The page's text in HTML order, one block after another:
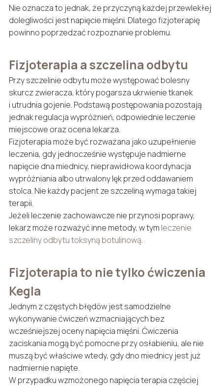
Nie oznacza to jednak, że przyczyną każdej przewlekłej
dolegliwości jest napięcie mięśni. Dlatego fizjoterapię
powinno poprzedzać rozpoznanie problemu.
Fizjoterapia a szczelina odbytu
Przy szczelinie odbytu może występować bolesny
skurcz zwieracza, który pogarsza ukrwienie tkanek
i utrudnia gojenie. Podstawą postępowania pozostają
jednak regulacja wypróżnień, odpowiednie leczenie
miejscowe oraz ocena lekarza.
Fizjoterapia może być rozważana jako uzupełnienie
leczenia, gdy jednocześnie występuje nadmierne
napięcie dna miednicy, nieprawidłowa koordynacja
wypróżniania albo utrwalony lęk przed oddawaniem
stolca. Nie każdy pacjent ze szczeliną wymaga takiej
terapii.
Jeżeli leczenie zachowawcze nie przynosi poprawy,
lekarz może rozważyć inne metody, w tym leczenie
szczeliny odbytu toksyną botulinową.
Fizjoterapia to nie tylko ćwiczenia
Kegla
Jednym z częstych błędów jest samodzielne
wykonywanie ćwiczeń wzmacniających bez
wcześniejszej oceny napięcia mięśni. Ćwiczenia
zaciskania mogą być pomocne przy osłabieniu, ale nie
muszą być właściwe wtedy, gdy dno miednicy jest już
nadmiernie napięte.
W przypadku wzmożonego napięcia terapia częściej